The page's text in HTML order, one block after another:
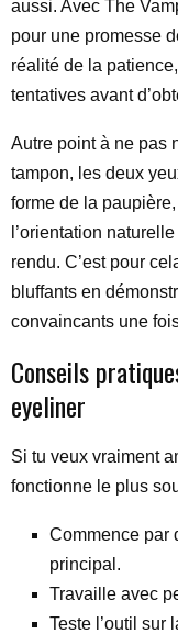
aussi. Avec The
pour une promesse
réalité de la
tentatives avant
Autre point à ne pas
tampon, les deux
forme de la
l’orientation
rendu. C’est pour
bluffants en
convaincants une
Conseils
eyeliner
Si tu veux vraiment
fonctionne le plus
Commence par
principal.
Travaille avec
Teste l’outil sur